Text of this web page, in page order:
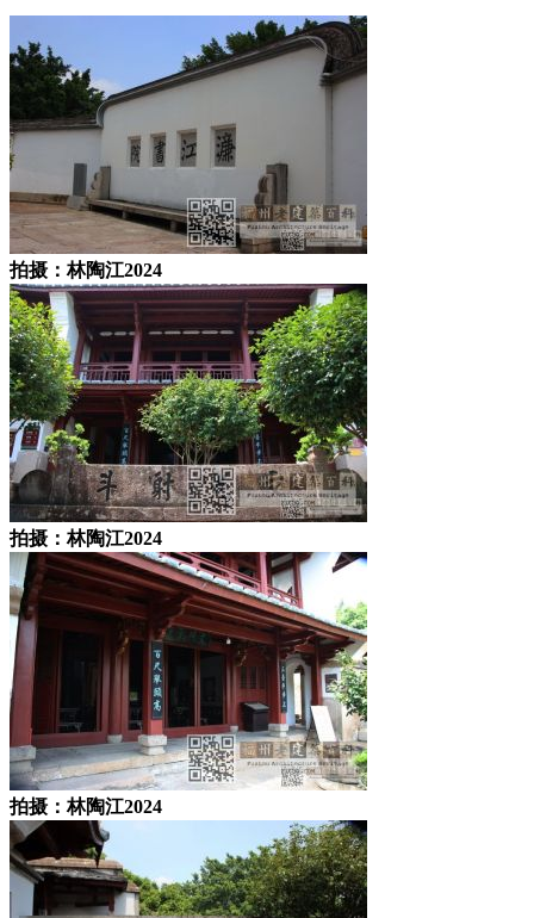
拍摄：林陶江2024
拍摄：林陶江2024
拍摄：林陶江2024